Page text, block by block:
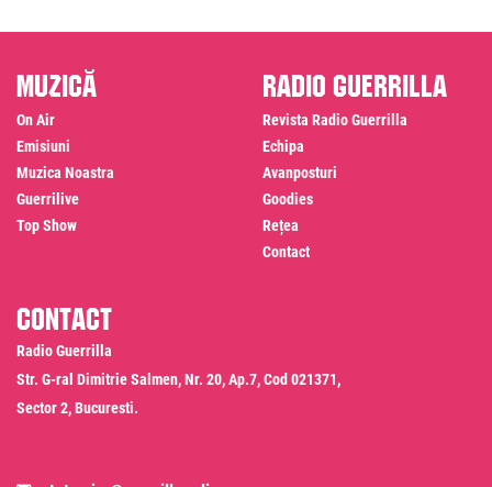
Muzică
On Air
Emisiuni
Muzica Noastra
Guerrilive
Top Show
Radio Guerrilla
Revista Radio Guerrilla
Echipa
Avanposturi
Goodies
Rețea
Contact
Contact
Radio Guerrilla
Str. G-ral Dimitrie Salmen, Nr. 20, Ap.7, Cod 021371,
Sector 2, Bucuresti.